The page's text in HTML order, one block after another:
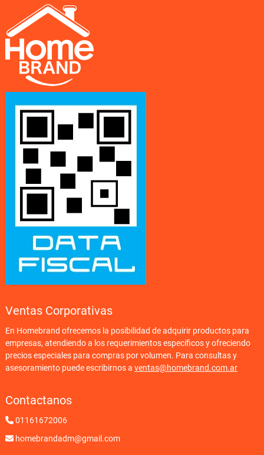
Ventas Corporativas
En Homebrand ofrecemos la posibilidad de adquirir productos para
empresas, atendiendo a los requerimientos específicos y ofreciendo
precios especiales para compras por volumen. Para consultas y
asesoramiento puede escribirnos a ventas@homebrand.com.ar
Contactanos
01161672006
homebrandadm@gmail.com